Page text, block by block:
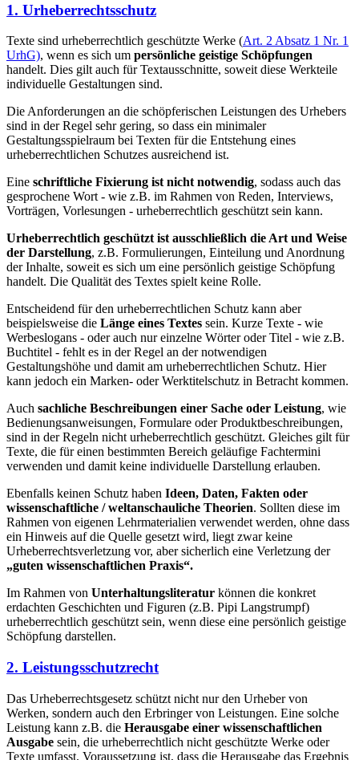
1. Urheberrechtsschutz
Texte sind urheberrechtlich geschützte Werke (Art. 2 Absatz 1 Nr. 1
UrhG), wenn es sich um persönliche geistige Schöpfungen
handelt. Dies gilt auch für Textausschnitte, soweit diese Werkteile
individuelle Gestaltungen sind.
Die Anforderungen an die schöpferischen Leistungen des Urhebers
sind in der Regel sehr gering, so dass ein minimaler
Gestaltungsspielraum bei Texten für die Entstehung eines
urheberrechtlichen Schutzes ausreichend ist.
Eine schriftliche Fixierung ist nicht notwendig, sodass auch das
gesprochene Wort - wie z.B. im Rahmen von Reden, Interviews,
Vorträgen, Vorlesungen - urheberrechtlich geschützt sein kann.
Urheberrechtlich geschützt ist ausschließlich die Art und Weise
der Darstellung, z.B. Formulierungen, Einteilung und Anordnung
der Inhalte, soweit es sich um eine persönlich geistige Schöpfung
handelt. Die Qualität des Textes spielt keine Rolle.
Entscheidend für den urheberrechtlichen Schutz kann aber
beispielsweise die Länge eines Textes sein. Kurze Texte - wie
Werbeslogans - oder auch nur einzelne Wörter oder Titel - wie z.B.
Buchtitel - fehlt es in der Regel an der notwendigen
Gestaltungshöhe und damit am urheberrechtlichen Schutz. Hier
kann jedoch ein Marken- oder Werktitelschutz in Betracht kommen.
Auch sachliche Beschreibungen einer Sache oder Leistung, wie
Bedienungsanweisungen, Formulare oder Produktbeschreibungen,
sind in der Regeln nicht urheberrechtlich geschützt. Gleiches gilt für
Texte, die für einen bestimmten Bereich geläufige Fachtermini
verwenden und damit keine individuelle Darstellung erlauben.
Ebenfalls keinen Schutz haben Ideen, Daten, Fakten oder
wissenschaftliche / weltanschauliche Theorien. Sollten diese im
Rahmen von eigenen Lehrmaterialien verwendet werden, ohne dass
ein Hinweis auf die Quelle gesetzt wird, liegt zwar keine
Urheberrechtsverletzung vor, aber sicherlich eine Verletzung der
„guten wissenschaftlichen Praxis“.
Im Rahmen von Unterhaltungsliteratur können die konkret
erdachten Geschichten und Figuren (z.B. Pipi Langstrumpf)
urheberrechtlich geschützt sein, wenn diese eine persönlich geistige
Schöpfung darstellen.
2. Leistungsschutzrecht
Das Urheberrechtsgesetz schützt nicht nur den Urheber von
Werken, sondern auch den Erbringer von Leistungen. Eine solche
Leistung kann z.B. die Herausgabe einer wissenschaftlichen
Ausgabe sein, die urheberrechtlich nicht geschützte Werke oder
Texte umfasst. Voraussetzung ist, dass die Herausgabe das Ergebnis